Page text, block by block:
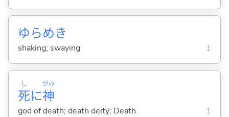
ゆらめき
shaking; swaying 1
死
し
に神
がみ
god of death; death deity; Death 1